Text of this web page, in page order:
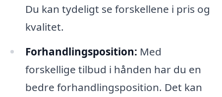
Du kan tydeligt se forskellene i pris og
kvalitet.
Forhandlingsposition: Med
forskellige tilbud i hånden har du en
bedre forhandlingsposition. Det kan